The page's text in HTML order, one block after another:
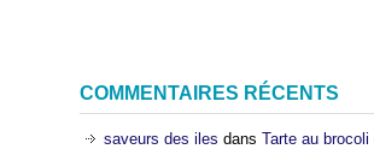
COMMENTAIRES RÉCENTS
saveurs des iles dans Tarte au brocoli